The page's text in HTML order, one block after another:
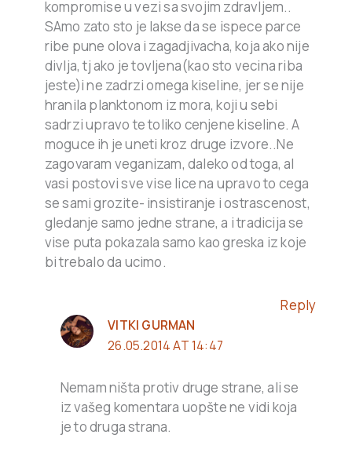
kompromise u vezi sa svojim zdravljem..
SAmo zato sto je lakse da se ispece parce
ribe pune olova i zagadjivacha, koja ako nije
divlja, tj ako je tovljena(kao sto vecina riba
jeste)i ne zadrzi omega kiseline, jer se nije
hranila planktonom iz mora, koji u sebi
sadrzi upravo te toliko cenjene kiseline. A
moguce ih je uneti kroz druge izvore..Ne
zagovaram veganizam, daleko od toga, al
vasi postovi sve vise lice na upravo to cega
se sami grozite- insistiranje i ostrascenost,
gledanje samo jedne strane, a i tradicija se
vise puta pokazala samo kao greska iz koje
bi trebalo da ucimo.
Reply
VITKI GURMAN
26.05.2014 AT 14:47
Nemam ništa protiv druge strane, ali se
iz vašeg komentara uopšte ne vidi koja
je to druga strana.